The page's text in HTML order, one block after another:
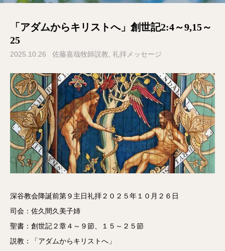
「アダムからキリストへ」創世記2:4～9,15～
25
2025.10.26 佐藤嘉哉牧師説教 礼拝メッセージ
深谷教会降誕前第９主日礼拝２０２５年１０月２６日
司会：佐久間久美子姉
聖書：創世記２章４～９節、１５～２５節
説教：「アダムからキリストへ」